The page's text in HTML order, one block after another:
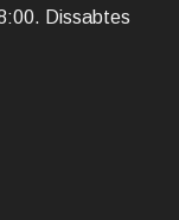
Dissabtes